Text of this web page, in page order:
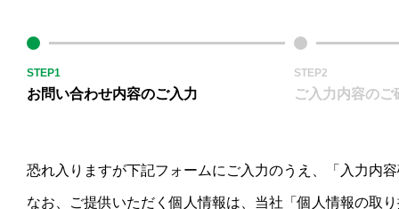
STEP1
お問い合わせ内容のご入力
STEP2
ご入力内容のご
恐れ入りますが下記フォームにご入力のうえ、「入力内
なお、ご提供いただく個人情報は、当社「個人情報の取